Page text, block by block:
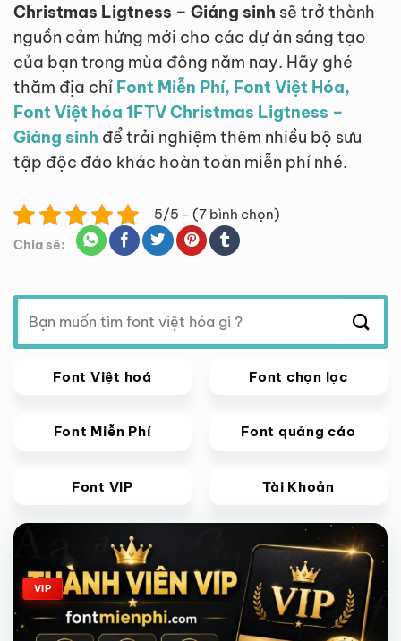
Christmas Ligtness – Giáng sinh sẽ trở thành
nguồn cảm hứng mới cho các dự án sáng tạo
của bạn trong mùa đông năm nay. Hãy ghé
thăm địa chỉ Font Miễn Phí, Font Việt Hóa,
Font Việt hóa 1FTV Christmas Ligtness –
Giáng sinh để trải nghiệm thêm nhiều bộ sưu
tập độc đáo khác hoàn toàn miễn phí nhé.
5/5 - (7 bình chọn)
Chia sẽ:
Tìm
kiếm:
Font Việt hoá Font chọn lọc
Font Miễn Phí Font quảng cáo
Font VIP Tài Khoản
Giảm giá!
VIP